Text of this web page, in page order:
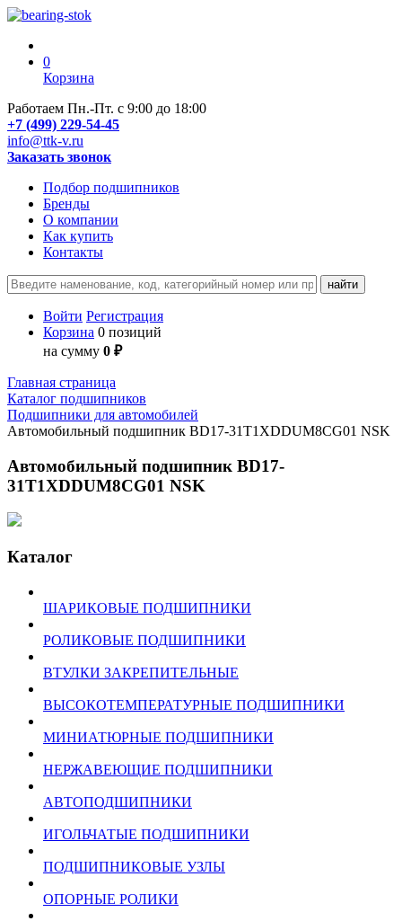
0
Корзина
Работаем Пн.-Пт. с 9:00 до 18:00
+7 (499) 229-54-45
info@ttk-v.ru
Заказать звонок
Подбор подшипников
Бренды
О компании
Как купить
Контакты
Войти Регистрация
Корзина 0 позиций
на сумму 0 ₽
Главная страница
Каталог подшипников
Подшипники для автомобилей
Автомобильный подшипник BD17-31T1XDDUM8CG01 NSK
Автомобильный подшипник BD17-
31T1XDDUM8CG01 NSK
Каталог
ШАРИКОВЫЕ ПОДШИПНИКИ
РОЛИКОВЫЕ ПОДШИПНИКИ
ВТУЛКИ ЗАКРЕПИТЕЛЬНЫЕ
ВЫСОКОТЕМПЕРАТУРНЫЕ ПОДШИПНИКИ
МИНИАТЮРНЫЕ ПОДШИПНИКИ
НЕРЖАВЕЮЩИЕ ПОДШИПНИКИ
АВТОПОДШИПНИКИ
ИГОЛЬЧАТЫЕ ПОДШИПНИКИ
ПОДШИПНИКОВЫЕ УЗЛЫ
ОПОРНЫЕ РОЛИКИ